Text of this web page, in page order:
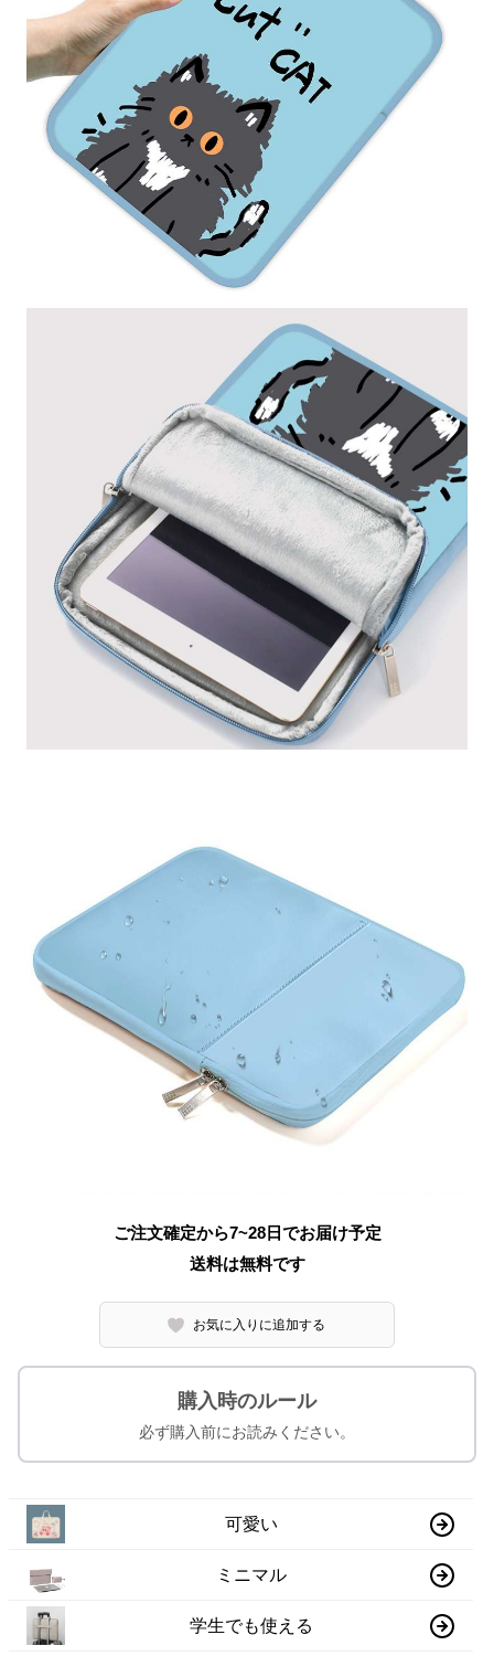
ご注文確定から7~28日でお届け予定
送料は無料です
お気に入りに追加する
購入時のルール
必ず購入前にお読みください。
可愛い
ミニマル
学生でも使える